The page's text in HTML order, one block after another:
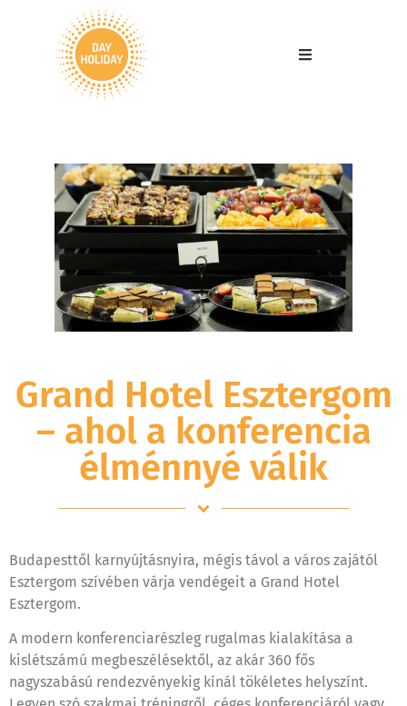
Grand Hotel Esztergom
– ahol a konferencia
élménnyé válik
Budapesttől karnyújtásnyira, mégis távol a város zajától
Esztergom szívében várja vendégeit a Grand Hotel
Esztergom.
A modern konferenciarészleg rugalmas kialakítása a
kislétszámú megbeszélésektől, az akár 360 fős
nagyszabású rendezvényekig kínál tökéletes helyszínt.